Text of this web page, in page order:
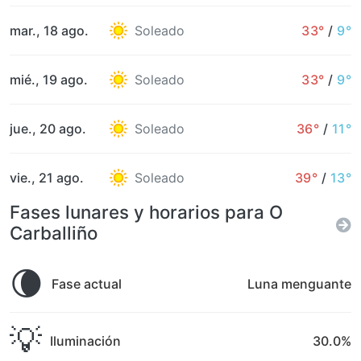
mar., 18 ago. Soleado 33° / 9°
mié., 19 ago. Soleado 33° / 9°
jue., 20 ago. Soleado 36° / 11°
vie., 21 ago. Soleado 39° / 13°
Fases lunares y horarios para O
Carballiño
🌘 Fase actual Luna menguante
💡 Iluminación 30.0%